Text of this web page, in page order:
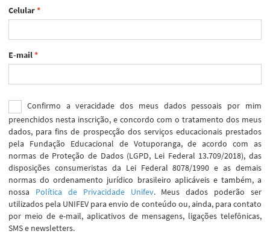
Celular*
E-mail*
Confirmo a veracidade dos meus dados pessoais por mim
preenchidos nesta inscrição, e concordo com o tratamento dos meus
dados, para fins de prospecção dos serviços educacionais prestados
pela Fundação Educacional de Votuporanga, de acordo com as
normas de Proteção de Dados (LGPD, Lei Federal 13.709/2018), das
disposições consumeristas da Lei Federal 8078/1990 e as demais
normas do ordenamento jurídico brasileiro aplicáveis e também, a
nossa Política de Privacidade Unifev. Meus dados poderão ser
utilizados pela UNIFEV para envio de conteúdo ou, ainda, para contato
por meio de e-mail, aplicativos de mensagens, ligações telefônicas,
SMS e newsletters.